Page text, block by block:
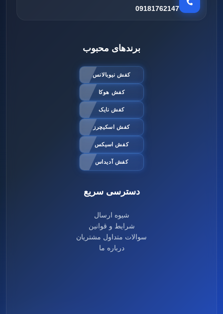
09181762147
برندهای محبوب
کفش نیوبالانس
کفش هوکا
کفش نایک
کفش اسکیچرز
کفش اسیکس
کفش آدیداس
دسترسی سریع
شیوه ارسال
شرایط و قوانین
سوالات متداول مشتریان
درباره ما